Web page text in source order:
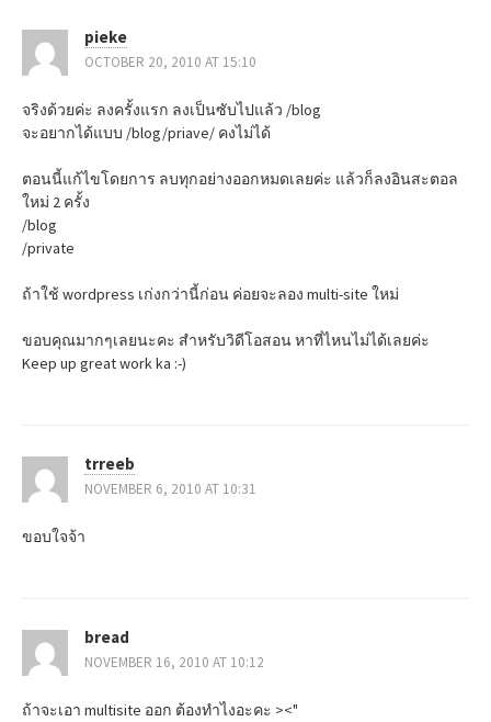
pieke
OCTOBER 20, 2010 AT 15:10
จริงด้วยค่ะ ลงครั้งแรก ลงเป็นซับไปแล้ว /blog
จะอยากได้แบบ /blog/priave/ คงไม่ได้
ตอนนี้แก้ไขโดยการ ลบทุกอย่างออกหมดเลยค่ะ แล้วก็ลงอินสะตอล
ใหม่ 2 ครั้ง
/blog
/private
ถ้าใช้ wordpress เก่งกว่านี้ก่อน ค่อยจะลอง multi-site ใหม่
ขอบคุณมากๆเลยนะคะ สำหรับวิดีโอสอน หาที่ไหนไม่ได้เลยค่ะ
Keep up great work ka :-)
trreeb
NOVEMBER 6, 2010 AT 10:31
ขอบใจจ้า
bread
NOVEMBER 16, 2010 AT 10:12
ถ้าจะเอา multisite ออก ต้องทำไงอะคะ ><"